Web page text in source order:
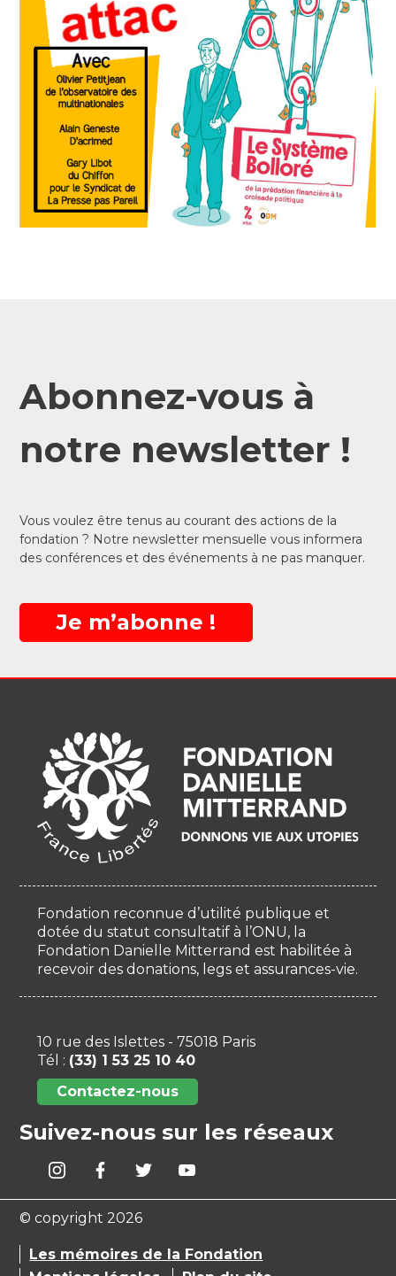
Abonnez-vous à
notre newsletter !
Vous voulez être tenus au courant des actions de la
fondation ? Notre newsletter mensuelle vous informera
des conférences et des événements à ne pas manquer.
Je m’abonne !
Fondation reconnue d’utilité publique et
dotée du statut consultatif à l’ONU, la
Fondation Danielle Mitterrand est habilitée à
recevoir des donations, legs et assurances-vie.
10 rue des Islettes - 75018 Paris
Tél : (33) 1 53 25 10 40
Contactez-nous
Suivez-nous sur les réseaux
© copyright 2026
Les mémoires de la Fondation